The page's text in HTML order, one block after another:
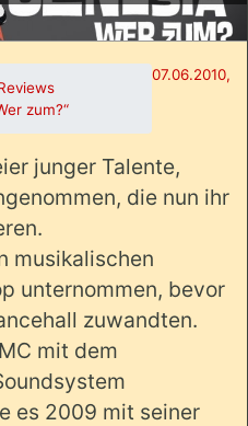
07.06.2010,
zum?“
junger Talente,
die nun ihr
musikalischen
unternommen, bevor
zuwandten.
mit dem
es 2009 mit seiner